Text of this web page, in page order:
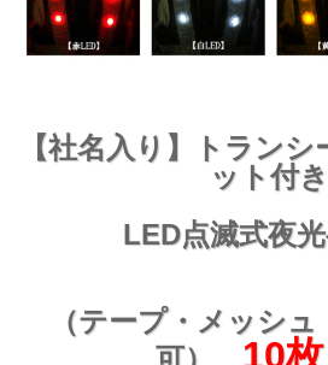
【社名入り】トラン
ット付き
LED点滅式夜
（テープ・メッシ
可） 10枚